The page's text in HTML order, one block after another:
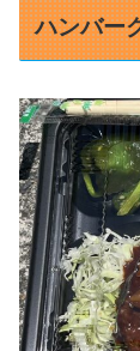
ハンバー